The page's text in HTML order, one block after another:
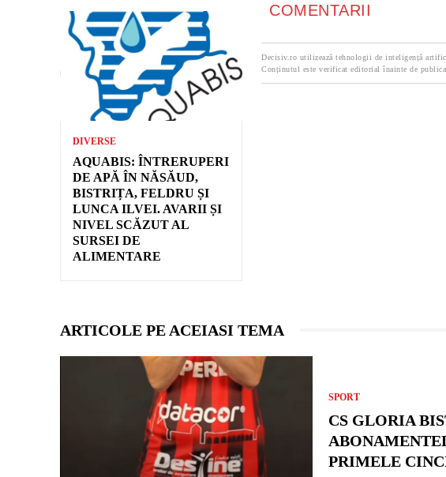
DIVERSE
AQUABIS: ÎNTRERUPERI
DE APĂ ÎN NĂSĂUD,
BISTRIȚA, FELDRU ȘI
LUNCA ILVEI. AVARII ȘI
NIVEL SCĂZUT AL
SURSEI DE
ALIMENTARE
COMENTARII
Decisiv.ro utilizează tehnologii de inteligență
Conținutul este verificat editorial înainte de
ARTICOLE PE ACEIASI TEMA
SPORT
CS GLORIA
PRIMELE